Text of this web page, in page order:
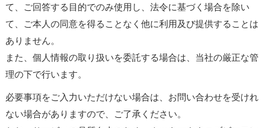
て、ご回答する目的でのみ使用し、法令に基づく場合を除い
て、ご本人の同意を得ることなく他に利用及び提供することは
ありません。
また、個人情報の取り扱いを委託する場合は、当社の厳正な管
理の下で行います。
必要事項をご入力いただけない場合は、お問い合わせを受けれ
ない場合がありますので、ご了承ください。